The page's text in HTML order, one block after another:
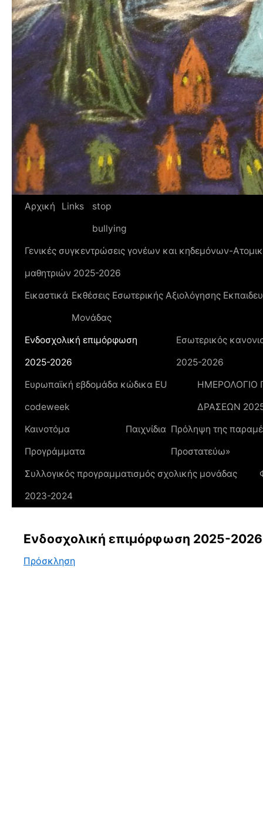
Αρχική Links
stop
bullying
Γενικές συγκεντρώσεις γονέων και κηδεμόνων-
μαθητριών 2025-2026
Εικαστικά Εκθέσεις Εσωτερικής Αξιολόγησης
Μονάδας
Ενδοσχολική επιμόρφωση
2025-2026
Εσωτερικός
2025-2026
Ευρωπαϊκή εβδομάδα κώδικα ΕU
codeweek
ΔΡΑΣΕΩΝ
Καινοτόμα
Προγράμματα
Παιχνίδια Πρόληψη της
Προστατεύω»
Συλλογικός προγραμματισμός σχολικής μονάδας
2023-2024
Ενδοσχολική επιμόρφωση 2025-2026
Πρόσκληση